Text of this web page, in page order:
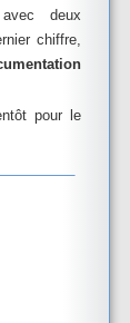
deux
chiffre,
pour le